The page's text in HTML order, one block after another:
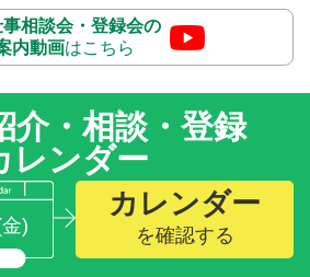
事相談会・登録会の
内動画はこちら
介・相談・登録
レンダー
)
カレンダー
を確認する